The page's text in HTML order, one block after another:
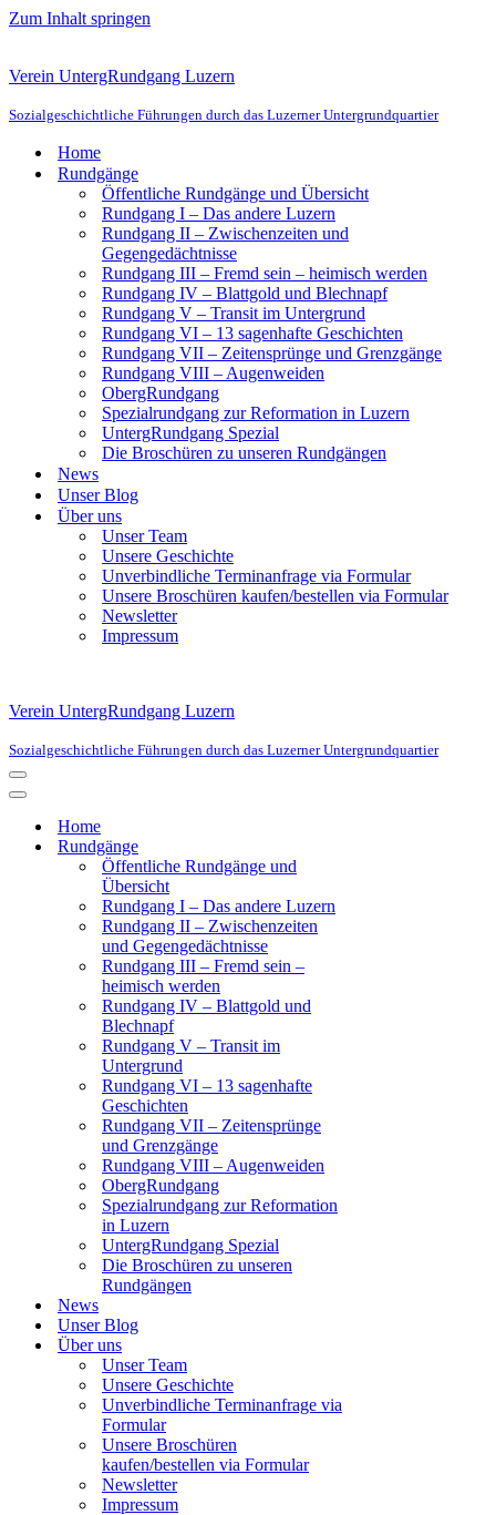
Zum Inhalt springen
Verein UntergRundgang Luzern
Sozialgeschichtliche Führungen durch das Luzerner Untergrundquartier
Home
Rundgänge
Öffentliche Rundgänge und Übersicht
Rundgang I – Das andere Luzern
Rundgang II – Zwischenzeiten und
Gegengedächtnisse
Rundgang III – Fremd sein – heimisch werden
Rundgang IV – Blattgold und Blechnapf
Rundgang V – Transit im Untergrund
Rundgang VI – 13 sagenhafte Geschichten
Rundgang VII – Zeitensprünge und Grenzgänge
Rundgang VIII – Augenweiden
ObergRundgang
Spezialrundgang zur Reformation in Luzern
UntergRundgang Spezial
Die Broschüren zu unseren Rundgängen
News
Unser Blog
Über uns
Unser Team
Unsere Geschichte
Unverbindliche Terminanfrage via Formular
Unsere Broschüren kaufen/bestellen via Formular
Newsletter
Impressum
Verein UntergRundgang Luzern
Sozialgeschichtliche Führungen durch das Luzerner Untergrundquartier
Navigationsmenü
Navigationsmenü
Home
Rundgänge
Öffentliche Rundgänge und
Übersicht
Rundgang I – Das andere Luzern
Rundgang II – Zwischenzeiten
und Gegengedächtnisse
Rundgang III – Fremd sein –
heimisch werden
Rundgang IV – Blattgold und
Blechnapf
Rundgang V – Transit im
Untergrund
Rundgang VI – 13 sagenhafte
Geschichten
Rundgang VII – Zeitensprünge
und Grenzgänge
Rundgang VIII – Augenweiden
ObergRundgang
Spezialrundgang zur Reformation
in Luzern
UntergRundgang Spezial
Die Broschüren zu unseren
Rundgängen
News
Unser Blog
Über uns
Unser Team
Unsere Geschichte
Unverbindliche Terminanfrage via
Formular
Unsere Broschüren
kaufen/bestellen via Formular
Newsletter
Impressum